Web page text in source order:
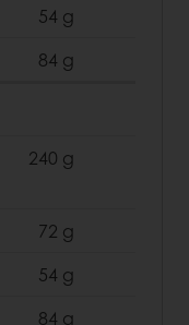
54 g
84 g
240 g
72 g
54 g
84 g